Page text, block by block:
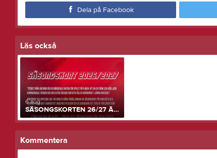
Dela på Facebook
Läs också
6 aug
SÄSONGSKORTEN 26/27 ÄR SLÄPPTA!
Kommentera